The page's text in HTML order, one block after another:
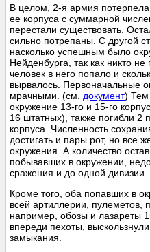
В целом, 2-я армия
ее корпуса с суммарной
перестали существовать.
сильно потрепаны. С другой
насколько успешным было
Нейденбурга, так как никто
человек в него попало и
вырвалось. Первоначальные
мрачными. (см. документ) Тем
окружение 13-го и 15-го
16 штатных), также погибли 2
корпуса. Численность
достигать и пары рот, но все
окружения. А количество
побывавших в окружении,
сражения и до одной дивизии.
Кроме того, оба попавших в
всей артиллерии, пулеметов,
например, обозы и лазареты
впереди пехоты,
замыкания.